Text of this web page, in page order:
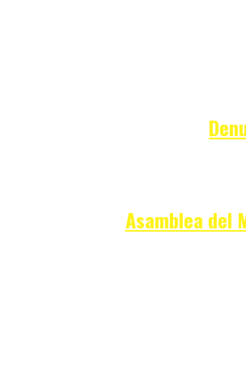
Asamblea del